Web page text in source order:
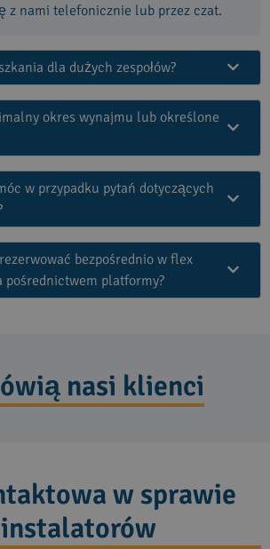
z nami telefonicznie lub przez czat.
dla dużych zespołów?
okres wynajmu lub określone
w przypadku pytań dotyczących
bezpośrednio w flex
pośrednictwem platformy?
nasi klienci
w sprawie